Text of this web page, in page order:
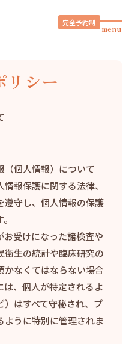
完全予約制
menu
リシー
（個人情報）について
報保護に関する法律、
遵守し、個人情報の保護
お受けになった諸検査や
衛生の統計や臨床研究の
かなくてはならない場合
は、個人が特定されるよ
）はすべて守秘され、プ
ように特別に管理されま